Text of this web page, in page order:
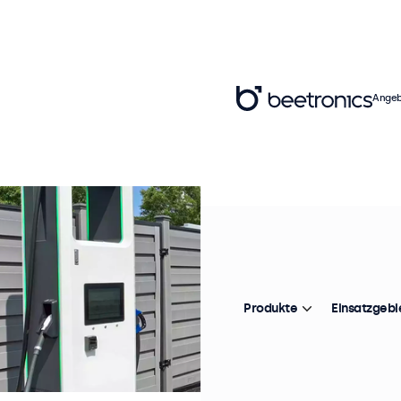
Produkte